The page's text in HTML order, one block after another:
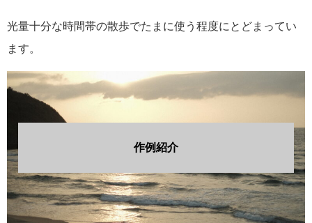
光量十分な時間帯の散歩でたまに使う程度にとどまってい
ます。
作例紹介